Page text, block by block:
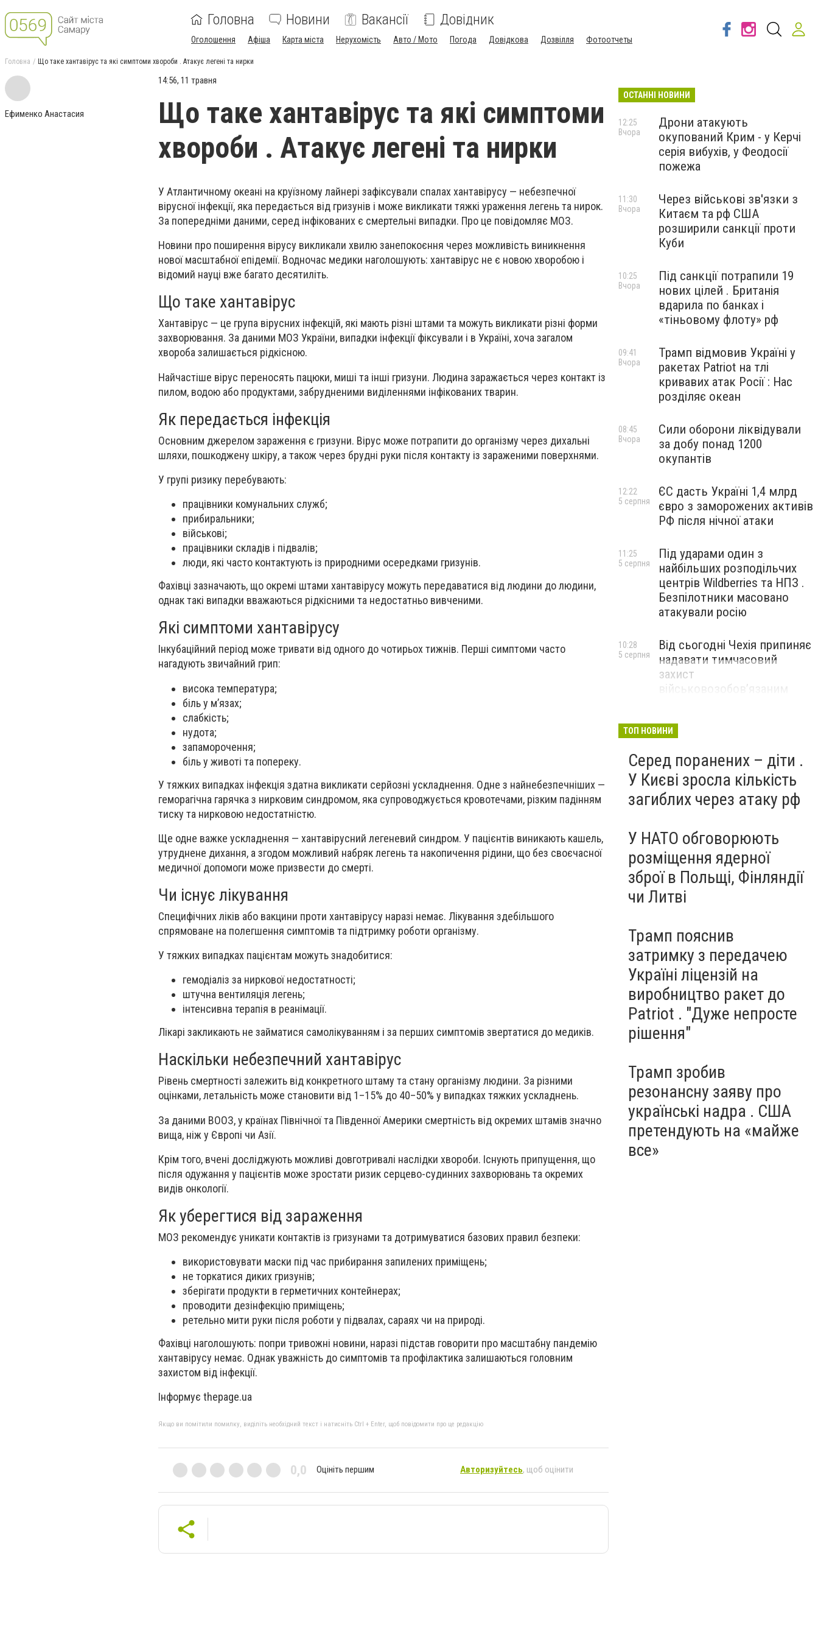
Головна Новини Вакансії Довідник
Оголошення Афіша Карта міста Нерухомість Авто / Мото Погода Довідкова Дозвілля Фотоотчеты
Головна Що таке хантавірус та які симптоми хвороби . Атакує легені та нирки
Ефименко Анастасия
14:56, 11 травня
Що таке хантавірус та які симптоми
хвороби . Атакує легені та нирки
У Атлантичному океані на круїзному лайнері зафіксували спалах хантавірусу — небезпечної
вірусної інфекції, яка передається від гризунів і може викликати тяжкі ураження легень та нирок.
За попередніми даними, серед інфікованих є смертельні випадки. Про це повідомляє МОЗ.
Новини про поширення вірусу викликали хвилю занепокоєння через можливість виникнення
нової масштабної епідемії. Водночас медики наголошують: хантавірус не є новою хворобою і
відомий науці вже багато десятиліть.
Що таке хантавірус
Хантавірус — це група вірусних інфекцій, які мають різні штами та можуть викликати різні форми
захворювання. За даними МОЗ України, випадки інфекції фіксували і в Україні, хоча загалом
хвороба залишається рідкісною.
Найчастіше вірус переносять пацюки, миші та інші гризуни. Людина заражається через контакт із
пилом, водою або продуктами, забрудненими виділеннями інфікованих тварин.
Як передається інфекція
Основним джерелом зараження є гризуни. Вірус може потрапити до організму через дихальні
шляхи, пошкоджену шкіру, а також через брудні руки після контакту із зараженими поверхнями.
У групі ризику перебувають:
працівники комунальних служб;
прибиральники;
військові;
працівники складів і підвалів;
люди, які часто контактують із природними осередками гризунів.
Фахівці зазначають, що окремі штами хантавірусу можуть передаватися від людини до людини,
однак такі випадки вважаються рідкісними та недостатньо вивченими.
Які симптоми хантавірусу
Інкубаційний період може тривати від одного до чотирьох тижнів. Перші симптоми часто
нагадують звичайний грип:
висока температура;
біль у м’язах;
слабкість;
нудота;
запаморочення;
біль у животі та попереку.
У тяжких випадках інфекція здатна викликати серйозні ускладнення. Одне з найнебезпечніших —
геморагічна гарячка з нирковим синдромом, яка супроводжується кровотечами, різким падінням
тиску та нирковою недостатністю.
Ще одне важке ускладнення — хантавірусний легеневий синдром. У пацієнтів виникають кашель,
утруднене дихання, а згодом можливий набряк легень та накопичення рідини, що без своєчасної
медичної допомоги може призвести до смерті.
Чи існує лікування
Специфічних ліків або вакцини проти хантавірусу наразі немає. Лікування здебільшого
спрямоване на полегшення симптомів та підтримку роботи організму.
У тяжких випадках пацієнтам можуть знадобитися:
гемодіаліз за ниркової недостатності;
штучна вентиляція легень;
інтенсивна терапія в реанімації.
Лікарі закликають не займатися самолікуванням і за перших симптомів звертатися до медиків.
Наскільки небезпечний хантавірус
Рівень смертності залежить від конкретного штаму та стану організму людини. За різними
оцінками, летальність може становити від 1–15% до 40–50% у випадках тяжких ускладнень.
За даними ВООЗ, у країнах Північної та Південної Америки смертність від окремих штамів значно
вища, ніж у Європі чи Азії.
Крім того, вчені досліджують можливі довготривалі наслідки хвороби. Існують припущення, що
після одужання у пацієнтів може зростати ризик серцево-судинних захворювань та окремих
видів онкології.
Як уберегтися від зараження
МОЗ рекомендує уникати контактів із гризунами та дотримуватися базових правил безпеки:
використовувати маски під час прибирання запилених приміщень;
не торкатися диких гризунів;
зберігати продукти в герметичних контейнерах;
проводити дезінфекцію приміщень;
ретельно мити руки після роботи у підвалах, сараях чи на природі.
Фахівці наголошують: попри тривожні новини, наразі підстав говорити про масштабну пандемію
хантавірусу немає. Однак уважність до симптомів та профілактика залишаються головним
захистом від інфекції.
Інформує thepage.ua
Якщо ви помітили помилку, виділіть необхідний текст і натисніть Ctrl + Enter, щоб повідомити про це редакцію
0,0 Оцініть першим Авторизуйтесь, щоб оцінити
ОСТАННІ НОВИНИ
Дрони атакують
окупований Крим - у Керчі
серія вибухів, у Феодосії
пожежа
12:25
Вчора
Через військові зв'язки з
Китаєм та рф США
розширили санкції проти
Куби
11:30
Вчора
Під санкції потрапили 19
нових цілей . Британія
вдарила по банках і
«тіньовому флоту» рф
10:25
Вчора
Трамп відмовив Україні у
ракетах Patriot на тлі
кривавих атак Росії : Нас
розділяє океан
09:41
Вчора
Сили оборони ліквідували
за добу понад 1200
окупантів
08:45
Вчора
ЄС дасть Україні 1,4 млрд
євро з заморожених активів
РФ після нічної атаки
12:22
5 серпня
Під ударами один з
найбільших розподільчих
центрів Wildberries та НПЗ .
Безпілотники масовано
атакували росію
11:25
5 серпня
Від сьогодні Чехія припиняє
надавати тимчасовий
захист
військовозобов’язаним
10:28
5 серпня
ТОП НОВИНИ
Серед поранених – діти .
У Києві зросла кількість
загиблих через атаку рф
У НАТО обговорюють
розміщення ядерної
зброї в Польщі, Фінляндії
чи Литві
Трамп пояснив
затримку з передачею
Україні ліцензій на
виробництво ракет до
Patriot . "Дуже непросте
рішення"
Трамп зробив
резонансну заяву про
українські надра . США
претендують на «майже
все»